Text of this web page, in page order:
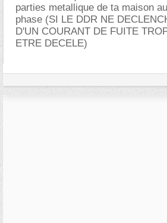
parties metallique de ta maison
phase (SI LE DDR NE
D'UN COURANT DE FUITE
ETRE DECELE)